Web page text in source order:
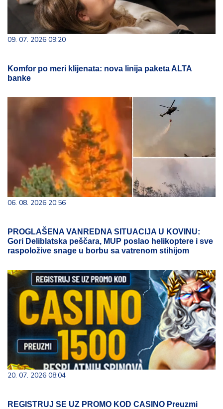
09. 07. 2026 09:20
Komfor po meri klijenata: nova linija paketa ALTA
banke
06. 08. 2026 20:56
PROGLAŠENA VANREDNA SITUACIJA U KOVINU:
Gori Deliblatska peščara, MUP poslao helikoptere i sve
raspoložive snage u borbu sa vatrenom stihijom
20. 07. 2026 08:04
REGISTRUJ SE UZ PROMO KOD CASINO Preuzmi